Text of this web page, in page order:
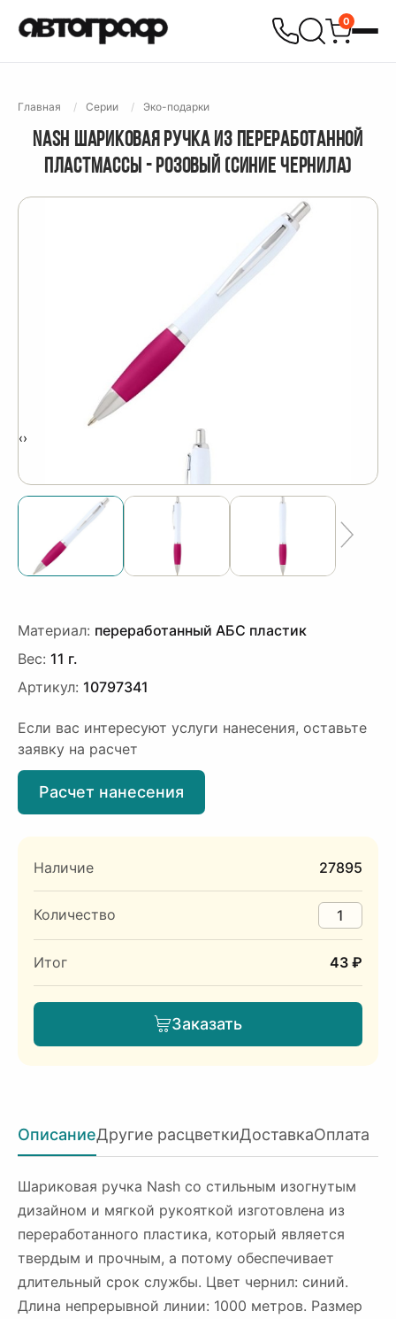
0
Главная Серии Эко-подарки
NASH ШАРИКОВАЯ РУЧКА ИЗ ПЕРЕРАБОТАННОЙ
ПЛАСТМАССЫ - РОЗОВЫЙ (СИНИЕ ЧЕРНИЛА)
‹›
Материал: переработанный АБС пластик
Вес: 11 г.
Артикул: 10797341
Если вас интересуют услуги нанесения, оставьте
заявку на расчет
Расчет нанесения
Наличие 27895
Количество
Итог 43 ₽
Заказать
ОписаниеДругие расцветкиДоставкаОплата
Шариковая ручка Nash со стильным изогнутым
дизайном и мягкой рукояткой изготовлена из
переработанного пластика, который является
твердым и прочным, а потому обеспечивает
длительный срок службы. Цвет чернил: синий.
Длина непрерывной линии: 1000 метров. Размер